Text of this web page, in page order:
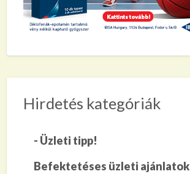
Hirdetés kategóriák
- Üzleti tipp!
Befektetéses üzleti ajánlatok